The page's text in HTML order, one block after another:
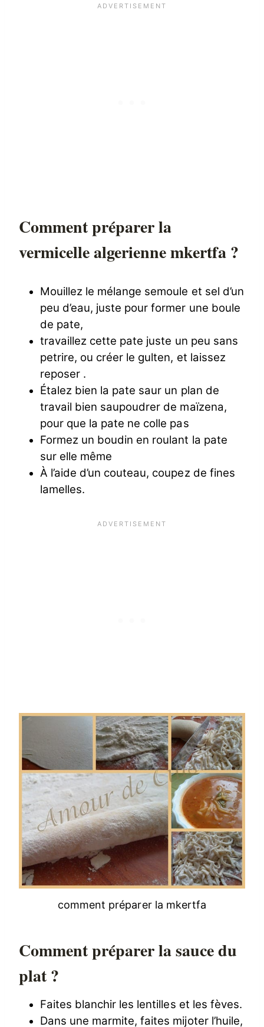
Comment préparer la
vermicelle algerienne mkertfa ?
Mouillez le mélange semoule et sel d’un
peu d’eau, juste pour former une boule
de pate,
travaillez cette pate juste un peu sans
petrire, ou créer le gulten, et laissez
reposer .
Étalez bien la pate saur un plan de
travail bien saupoudrer de maïzena,
pour que la pate ne colle pas
Formez un boudin en roulant la pate
sur elle même
À l’aide d’un couteau, coupez de fines
lamelles.
comment préparer la mkertfa
Comment préparer la sauce du
plat ?
Faites blanchir les lentilles et les fèves.
Dans une marmite, faites mijoter l’huile,